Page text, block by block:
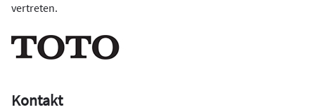
vertreten.
Kontakt